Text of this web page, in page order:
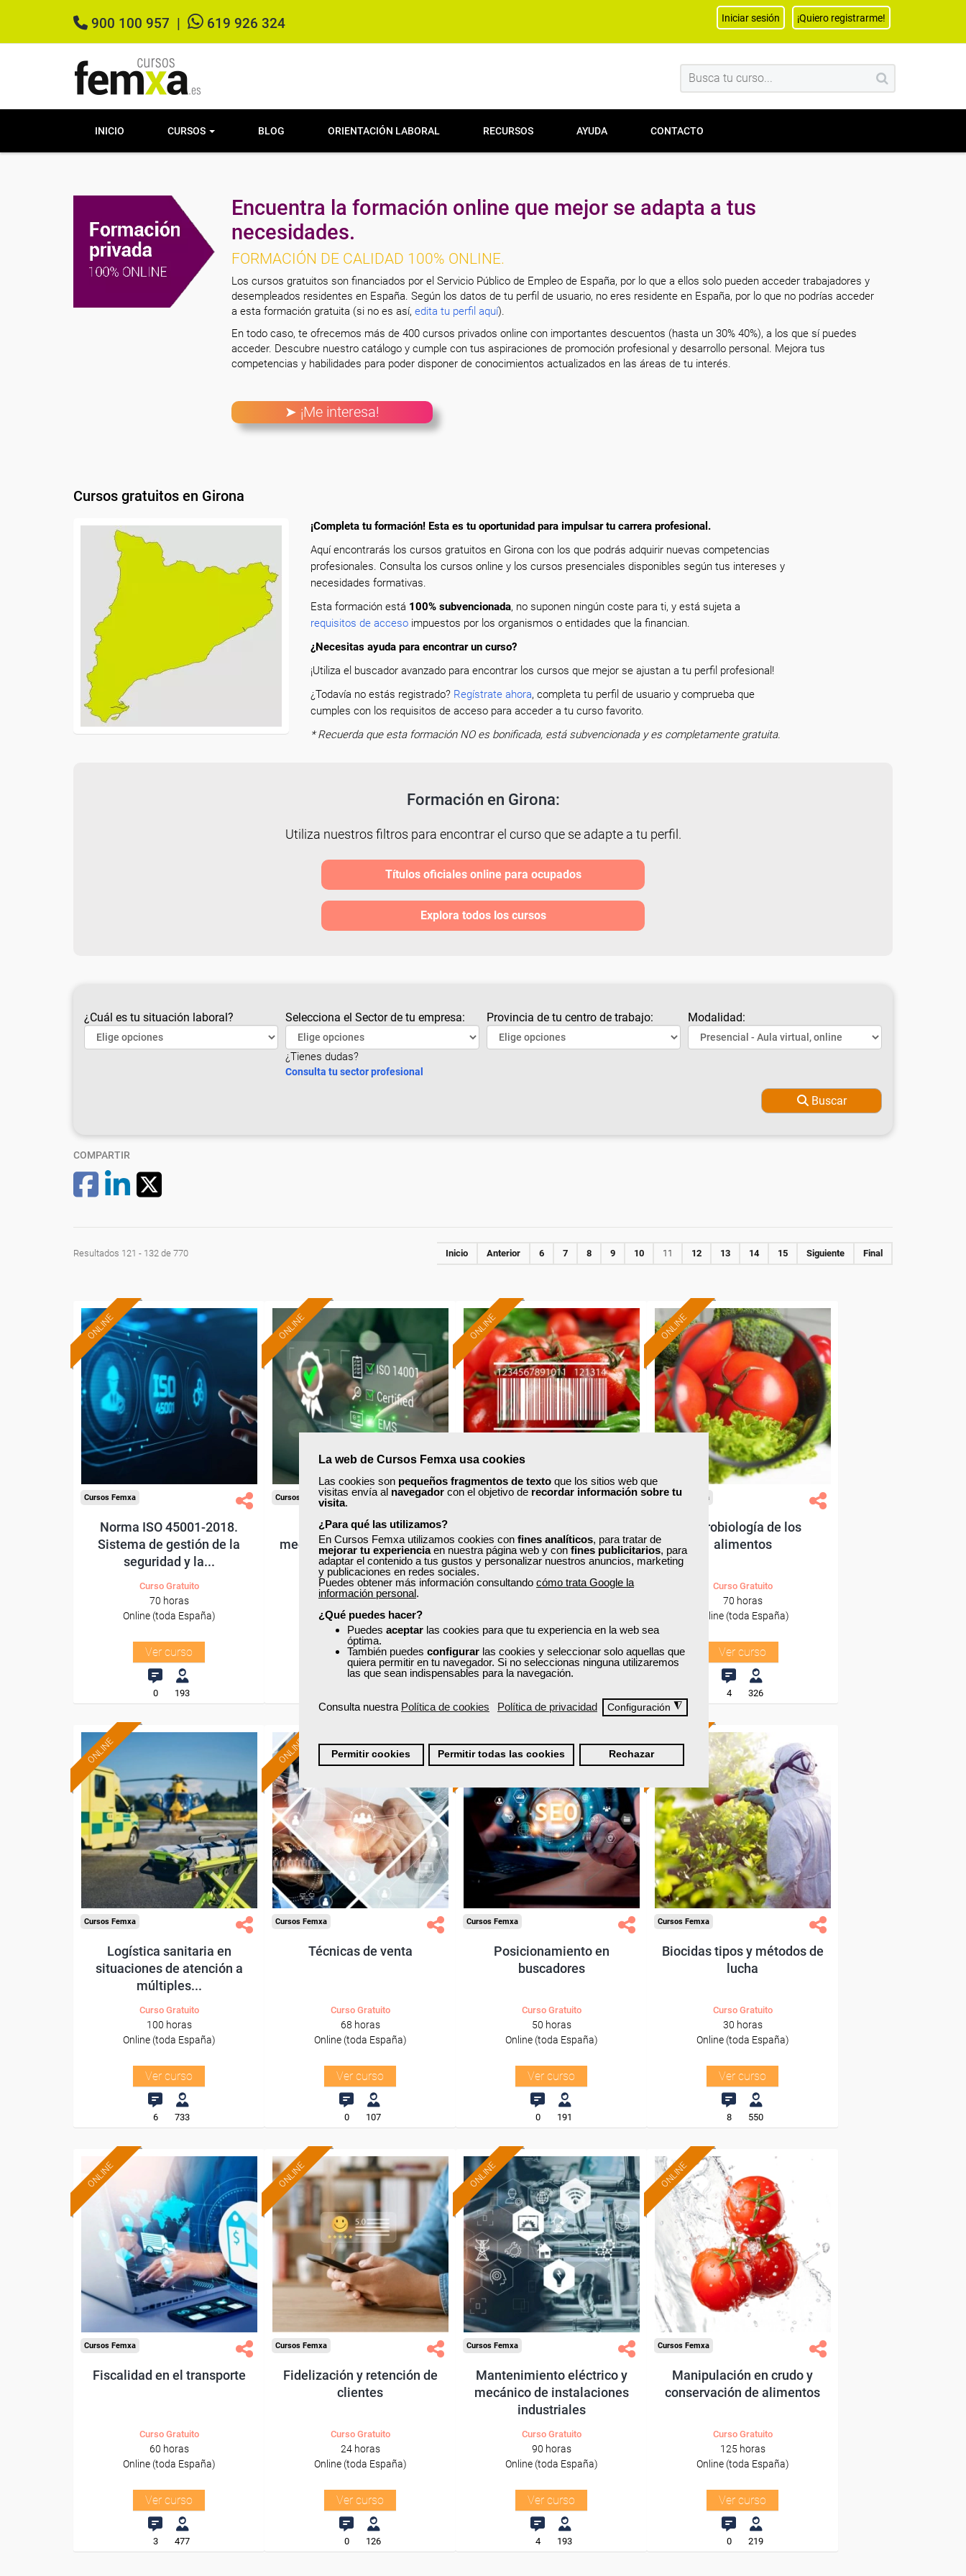
La web de Cursos Femxa usa cookies
Las cookies son pequeños fragmentos de texto que los sitios web que
visitas envía al navegador con el objetivo de recordar información sobre tu
visita.
¿Para qué las utilizamos?
En Cursos Femxa utilizamos cookies con fines analíticos, para tratar de
mejorar tu experienciaen nuestra página web y con fines publicitarios, para
adaptar el contenido a tus gustos y personalizar nuestros anuncios, marketing
y publicaciones en redes sociales.
Puedes obtener más información consultando cómo trata Google la
información personal.
¿Qué puedes hacer?
Puedes aceptar las cookies para que tu experiencia en la web sea
óptima.
También puedes configurar las cookies y seleccionar solo aquellas que
quiera permitir en tu navegador. Si no seleccionas ninguna utilizaremos
las que sean indispensables para la navegación.
Consulta nuestra Política de cookies Política de privacidad Configuración ◮
Permitir cookies Permitir todas las cookies Rechazar
900 100 957 619 926 324 Iniciar sesión ¡Quiero registrarme!
INICIO CURSOS BLOG ORIENTACIÓN LABORAL RECURSOS AYUDA CONTACTO
Encuentra la formación online que mejor se adapta a tus
necesidades.
FORMACIÓN DE CALIDAD 100% ONLINE.
Los cursos gratuitos son financiados por el Servicio Público de Empleo de España, por lo que a ellos solo pueden acceder trabajadores y
desempleados residentes en España. Según los datos de tu perfil de usuario, no eres residente en España, por lo que no podrías acceder
a esta formación gratuita (si no es así, edita tu perfil aquí).
En todo caso, te ofrecemos más de 400 cursos privados online con importantes descuentos (hasta un 30% 40%), a los que sí puedes
acceder. Descubre nuestro catálogo y cumple con tus aspiraciones de promoción profesional y desarrollo personal. Mejora tus
competencias y habilidades para poder disponer de conocimientos actualizados en las áreas de tu interés.
➤ ¡Me interesa!
Cursos gratuitos en Girona
¡Completa tu formación! Esta es tu oportunidad para impulsar tu carrera profesional.
Aquí encontrarás los cursos gratuitos en Girona con los que podrás adquirir nuevas competencias
profesionales. Consulta los cursos online y los cursos presenciales disponibles según tus intereses y
necesidades formativas.
Esta formación está 100% subvencionada, no suponen ningún coste para ti, y está sujeta a
requisitos de acceso impuestos por los organismos o entidades que la financian.
¿Necesitas ayuda para encontrar un curso?
¡Utiliza el buscador avanzado para encontrar los cursos que mejor se ajustan a tu perfil profesional!
¿Todavía no estás registrado? Regístrate ahora, completa tu perfil de usuario y comprueba que
cumples con los requisitos de acceso para acceder a tu curso favorito.
* Recuerda que esta formación NO es bonificada, está subvencionada y es completamente gratuita.
Formación en Girona:
Utiliza nuestros filtros para encontrar el curso que se adapte a tu perfil.
Títulos oficiales online para ocupados
Explora todos los cursos
¿Cuál es tu situación laboral? Selecciona el Sector de tu empresa:
¿Tienes dudas?
Consulta tu sector profesional
Provincia de tu centro de trabajo: Modalidad:
Buscar
COMPARTIR
Resultados 121 - 132 de 770 Inicio Anterior 6 7 8 9 10 11 12 13 14 15 Siguiente Final
ONLINE
Formación 100%
subvencionada.
Para desempleados,
trabajadores y autónomos.
Sector
-Industria Química.
Cursos Femxa
Norma ISO 45001-2018.
Sistema de gestión de la
seguridad y la...
Curso Gratuito
70 horas
Online (toda España)
Ver curso
0 193
ONLINE
Formación 100%
subvencionada.
Para desempleados,
trabajadores y autónomos.
Sector
Cursos Femxa
Sistema de gestión
medioambiental: ISO 14001
Curso Gratuito
60 horas
Online (toda España)
Ver curso
ONLINE
Formación 100%
subvencionada.
Para desempleados,
trabajadores y autónomos.
Sector
Cursos Femxa
alimentaria BCR: última
versión
Curso Gratuito
Ver curso
ONLINE
Formación 100%
subvencionada.
Para desempleados,
trabajadores y autónomos.
Sector
-Industria Alimentaria.
Cursos Femxa
Microbiología de los
alimentos
Curso Gratuito
70 horas
Online (toda España)
Ver curso
4 326
ONLINE
Formación 100%
subvencionada.
Para desempleados,
trabajadores y autónomos.
Sector
-Transporte y Logística.
Cursos Femxa
Logística sanitaria en
situaciones de atención a
múltiples...
Curso Gratuito
100 horas
Online (toda España)
Ver curso
6 733
ONLINE
subvencionada.
Para desempleados,
trabajadores y autónomos.
Sector
-Grandes Almacenes.
Cursos Femxa
Técnicas de venta
Curso Gratuito
68 horas
Online (toda España)
Ver curso
0 107
ONLINE
subvencionada.
Para desempleados,
trabajadores y autónomos.
Sector
-Servicios a las Empresas.
Cursos Femxa
Posicionamiento en
buscadores
Curso Gratuito
50 horas
Online (toda España)
Ver curso
0 191
ONLINE
Formación 100%
subvencionada.
Para desempleados,
trabajadores y autónomos.
Sector
-Mediambiente.
Cursos Femxa
Biocidas tipos y métodos de
lucha
Curso Gratuito
30 horas
Online (toda España)
Ver curso
8 550
ONLINE
Formación 100%
subvencionada.
Para desempleados,
trabajadores y autónomos.
Sector
-Transporte y Logística.
Cursos Femxa
Fiscalidad en el transporte
Curso Gratuito
60 horas
Online (toda España)
Ver curso
3 477
ONLINE
Formación 100%
subvencionada.
Para desempleados,
trabajadores y autónomos.
-Servicios a las Empresas.
Cursos Femxa
Fidelización y retención de
clientes
Curso Gratuito
24 horas
Online (toda España)
Ver curso
0 126
ONLINE
Formación 100%
subvencionada.
Para desempleados,
trabajadores y autónomos.
Sector
-Construcción e industrias
Extractivas.
Cursos Femxa
Mantenimiento eléctrico y
mecánico de instalaciones
industriales
Curso Gratuito
90 horas
Online (toda España)
Ver curso
4 193
ONLINE
Formación 100%
subvencionada.
Para desempleados,
trabajadores y autónomos.
Sector
-Otros Servicios.
Cursos Femxa
Manipulación en crudo y
conservación de alimentos
Curso Gratuito
125 horas
Online (toda España)
Ver curso
0 219